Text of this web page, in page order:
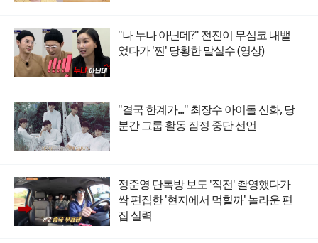
"나 누나 아닌데?" 전진이 무심코 내뱉
었다가 '찐' 당황한 말실수 (영상)
"결국 한계가..." 최장수 아이돌 신화, 당
분간 그룹 활동 잠정 중단 선언
정준영 단톡방 보도 '직전' 촬영했다가
싹 편집한 '현지에서 먹힐까' 놀라운 편
집 실력